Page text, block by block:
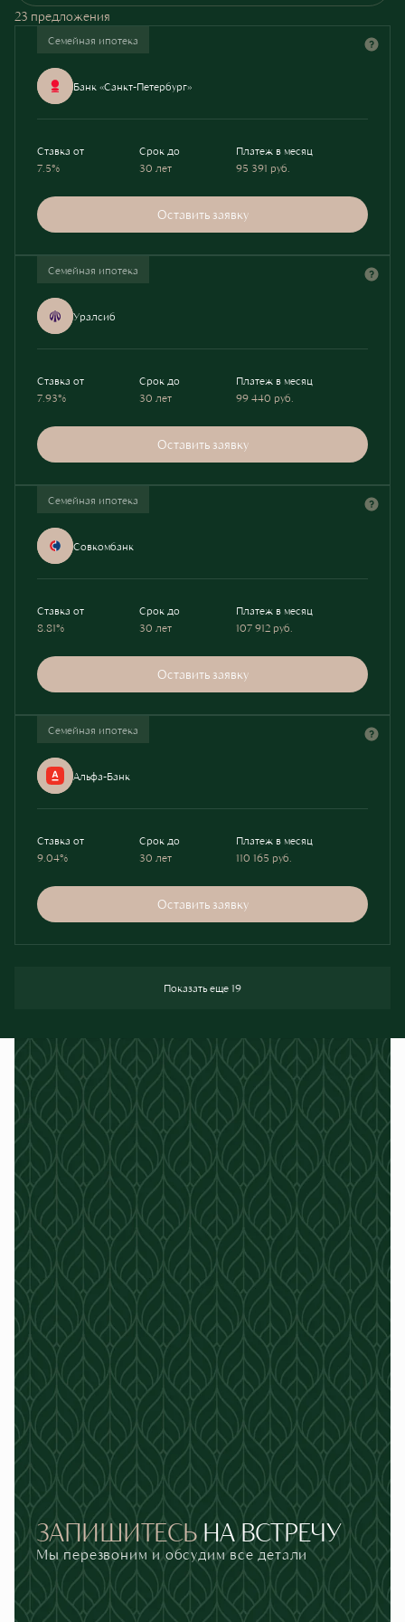
23 предложения
Семейная ипотека
Банк «Санкт-Петербург»
Ставка от
7.5%
Срок до
30 лет
Платеж в месяц
95 391 руб.
Оставить заявку
Семейная ипотека
Уралсиб
Ставка от
7.93%
Срок до
30 лет
Платеж в месяц
99 440 руб.
Оставить заявку
Семейная ипотека
Совкомбанк
Ставка от
8.81%
Срок до
30 лет
Платеж в месяц
107 912 руб.
Оставить заявку
Семейная ипотека
Альфа-Банк
Ставка от
9.04%
Срок до
30 лет
Платеж в месяц
110 165 руб.
Оставить заявку
Показать еще 19
ЗАПИШИТЕСЬНАВСТРЕЧУ
Мы перезвоним и обсудим все детали